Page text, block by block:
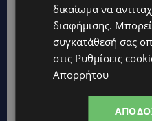
Hot this week
UPDATES
ΚΑΤΑΓΓΕΛΙΑ: Για
δικαίωμα να
διαφήμισης.
συγκατάθεσή σας
στις Ρυθμίσεις
Απορρήτου